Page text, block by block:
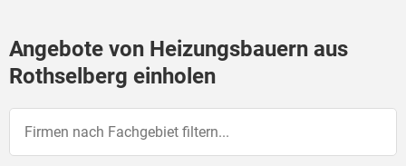
Angebote von Heizungsbauern aus
Rothselberg einholen